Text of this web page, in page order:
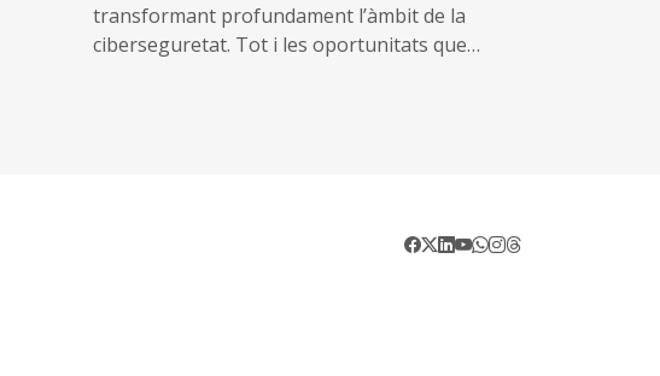
transformant profundament l’àmbit de la
ciberseguretat. Tot i les oportunitats que
Davant d’aquest escenari, la Comissió Europea